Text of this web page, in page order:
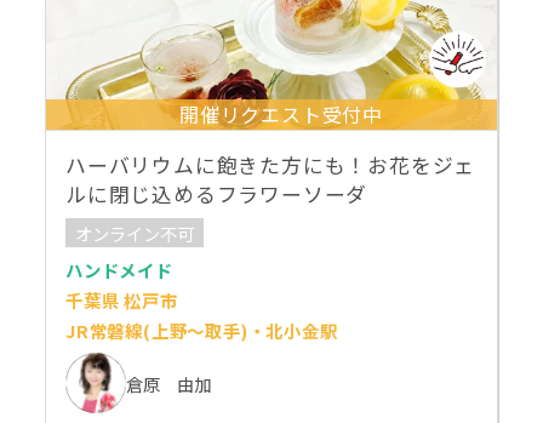
開催リクエスト受付中
ハーバリウムに飽きた方にも！お花をジェ
ルに閉じ込めるフラワーソーダ
オンライン不可
ハンドメイド
千葉県 松戸市
JR常磐線(上野～取手)・北小金駅
倉原 由加